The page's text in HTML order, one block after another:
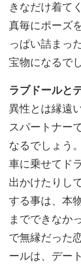
きなだけ着て
真毎にポーズ
っぱい詰まっ
宝物になるで
ラブドールと
異性とは縁遠
スパートナー
なるでしょう
車に乗せてド
出かけたりし
する事は、本
までできなか
で無縁だった
ールは、デー